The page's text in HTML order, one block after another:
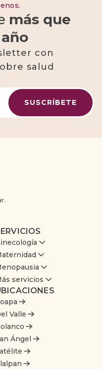
más que
con
salud
servicios
Valle
Ángel